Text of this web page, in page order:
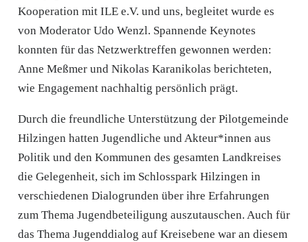
Kooperation mit ILE e.V. und uns, begleitet wurde es
von Moderator Udo Wenzl. Spannende Keynotes
konnten für das Netzwerktreffen gewonnen werden:
Anne Meß­mer und Nikolas Karanikolas berichteten,
wie Engagement nachhaltig persön­lich prägt.
Durch die freundliche Unterstützung der Pilotgemeinde
Hilzingen hatten Jugendliche und Akteur*innen aus
Politik und den Kommunen des gesamten Landkreises
die Gelegenheit, sich im Schlosspark Hil­zingen in
verschiedenen Dialogrunden über ihre Erfahrungen
zum Thema Jugendbeteiligung auszutauschen. Auch für
das Thema Jugenddialog auf Kreisebene war an diesem